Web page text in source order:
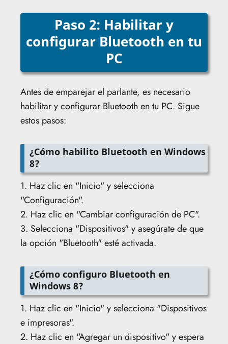
Paso 2: Habilitar y
configurar Bluetooth en tu
PC
Antes de emparejar el parlante, es necesario
habilitar y configurar Bluetooth en tu PC. Sigue
estos pasos:
¿Cómo habilito Bluetooth en Windows
8?
1. Haz clic en "Inicio" y selecciona
"Configuración".
2. Haz clic en "Cambiar configuración de PC".
3. Selecciona "Dispositivos" y asegúrate de que
la opción "Bluetooth" esté activada.
¿Cómo configuro Bluetooth en
Windows 8?
1. Haz clic en "Inicio" y selecciona "Dispositivos
e impresoras".
2. Haz clic en "Agregar un dispositivo" y espera